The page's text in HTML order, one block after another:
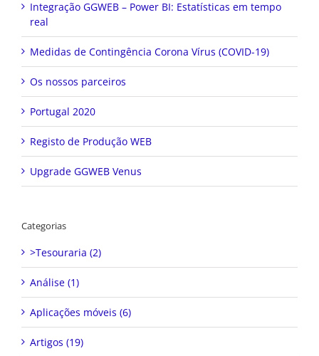
Integração GGWEB – Power BI: Estatísticas em tempo
real
Medidas de Contingência Corona Vírus (COVID-19)
Os nossos parceiros
Portugal 2020
Registo de Produção WEB
Upgrade GGWEB Venus
Categorias
>Tesouraria (2)
Análise (1)
Aplicações móveis (6)
Artigos (19)